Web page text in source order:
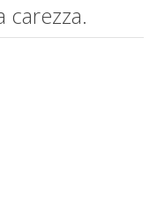
carezza.